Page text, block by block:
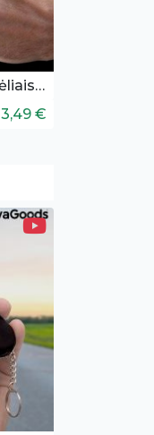
Pūkų nuėmėjas su rulonėliais 3 vnt.
3,49 €